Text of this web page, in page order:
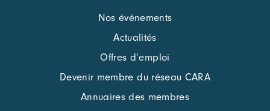
Nos événements
Actualités
Offres d’emploi
Devenir membre du réseau CARA
Annuaires des membres